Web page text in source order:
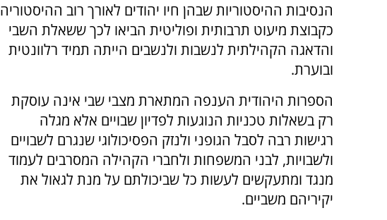
הנסיבות ההיסטוריות שבהן חיו יהודים לאורך רוב ההיסטוריה
כקבוצת מיעוט תרבותית ופוליטית הביאו לכך ששאלת השבי
והדאגה הקהילתית לנשבות ולנשבים הייתה תמיד רלוונטית
ובוערת.
הספרות היהודית הענפה המתארת מצבי שבי אינה עוסקת
רק בשאלות טכניות הנוגעות לפדיון שבויים אלא מגלה
רגישות רבה לסבל הגופני ולנזק הפסיכולוגי שנגרם לשבויים
ולשבויות, לבני המשפחות ולחברי הקהילה המסרבים לעמוד
מנגד ומתעקשים לעשות כל שביכולתם על מנת לגאול את
יקיריהם משביים.